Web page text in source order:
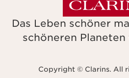
Das Leben schöner
schöneren
Copyright © Clarins. All